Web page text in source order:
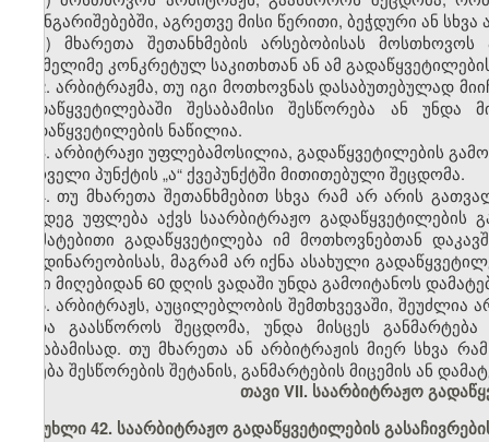
გაანგარიშებებში, აგრეთვე მისი წერითი, ბეჭდური ან
ბ) მხარეთა შეთანხმების არსებობისას
რომელიმე კონკრეტულ საკითხთან ან ამ
2. არბიტრაჟმა, თუ იგი მოთხოვნას დასაბუთებულად
გადაწყვეტილებაში შესაბამისი შესწორება ან უნდა
გადაწყვეტილების ნაწილია.
3. არბიტრაჟი უფლებამოსილია, გადაწყვეტილების
პირველი პუნქტის „ა“ ქვეპუნქტში მითითებული შეცდომა.
4. თუ მხარეთა შეთანხმებით სხვა რამ არ არის
შემდეგ უფლება აქვს საარბიტრაჟო
დამატებითი გადაწყვეტილება იმ მოთხოვნებთან
მიმდინარეობისას, მაგრამ არ იქნა ასახული
მისი მიღებიდან 60 დღის ვადაში უნდა გამოიტანოს
5. არბიტრაჟს, აუცილებლობის შემთხვევაში,
უნდა გაასწოროს შეცდომა, უნდა მისცეს
შესაბამისად. თუ მხარეთა ან არბიტრაჟის მიერ სხვა
რჩება შესწორების შეტანის, განმარტების მიცემის ან
თავი VII. საარბიტრაჟო
მუხლი 42. საარბიტრაჟო გადაწყვეტილების